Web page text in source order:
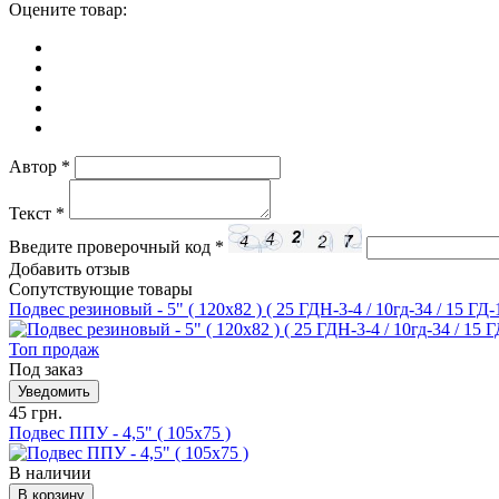
Оцените товар:
Автор *
Текст *
Введите проверочный код *
Добавить отзыв
Сопутствующие товары
Подвес резиновый - 5" ( 120х82 ) ( 25 ГДН-3-4 / 10гд-34 / 15 ГД-
Топ продаж
Под заказ
45 грн.
Подвес ППУ - 4,5" ( 105х75 )
В наличии